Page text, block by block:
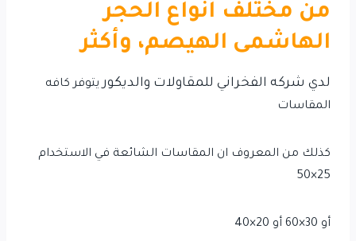
من مختلف أنواع الحجر
الهاشمى الهيصم، وأكثر
لدي شركه الفخراني للمقاولات والديكوريتوفر كافه
المقاسات
كذلك من المعروف ان المقاسات الشائعة في الاستخدام
25×50
أو 30×60 أو 20×40